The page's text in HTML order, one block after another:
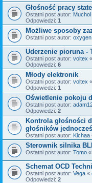
Głośność pracy
Ostatni post autor: Muchol
Odpowiedzi: 1
Możliwe sposoby
Ostatni post autor: oxygen
Uderzenie pioruna -
Ostatni post autor: voltex «
Odpowiedzi: 6
Młody elektronik
Ostatni post autor: voltex «
Odpowiedzi: 1
Oświetlenie pokoju
Ostatni post autor:
Odpowiedzi: 2
Kontrola głośności
głośników
Ostatni post autor: Kichaa
Sterownik silnika
Ostatni post autor: Tomo «
Schemat OCD
Ostatni post autor: Vega «
Odpowiedzi: 2